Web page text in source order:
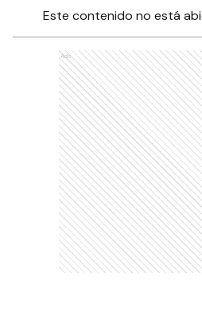
Este contenido no está
Ads